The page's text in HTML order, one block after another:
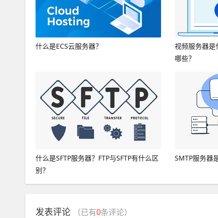
什么是ECS云服务器？
视频服务器是
哪些？
什么是SFTP服务器？FTP与SFTP有什么区
别？
SMTP服务器
发表评论 （已有0条评论）